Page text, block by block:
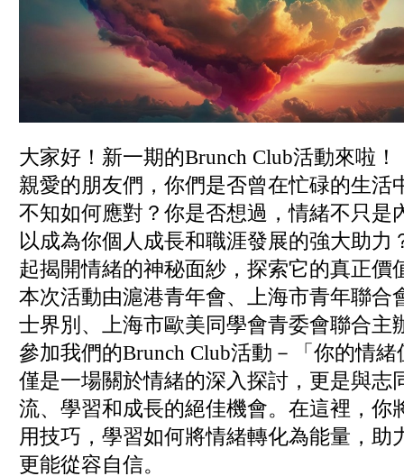
大家好！新一期的Brunch Club活動來啦！
親愛的朋友們，你們是否曾在忙碌的生活
不知如何應對？你是否想過，情緒不只是
以成為你個人成長和職涯發展的強大助力
起揭開情緒的神秘面紗，探索它的真正價
本次活動由滬港青年會、上海市青年聯合
士界別、上海市歐美同學會青委會聯合主
參加我們的Brunch Club活動－「你的情
僅是一場關於情緒的深入探討，更是與志
流、學習和成長的絕佳機會。在這裡，你
用技巧，學習如何將情緒轉化為能量，助
更能從容自信。